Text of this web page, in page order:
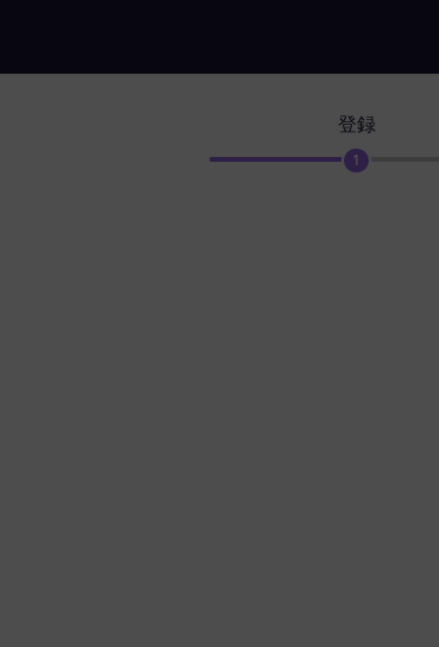
登録
1